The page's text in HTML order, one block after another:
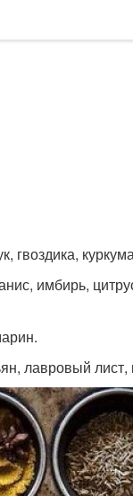
гвоздика,
имбирь,
лавровый лист,